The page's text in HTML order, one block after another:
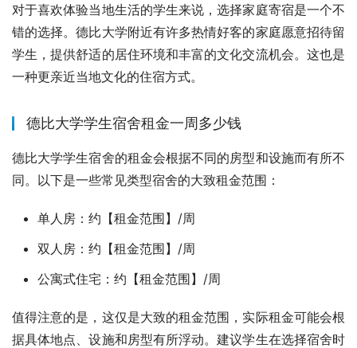
对于喜欢体验当地生活的学生来说，选择家庭寄宿是一个不
错的选择。德比大学附近有许多热情好客的家庭愿意招待留
学生，提供舒适的居住环境和丰富的文化交流机会。这也是
一种更亲近当地文化的住宿方式。
德比大学学生宿舍租金一周多少钱
德比大学学生宿舍的租金会根据不同的房型和设施而有所不
同。以下是一些常见类型宿舍的大致租金范围：
单人房：约【租金范围】/周
双人房：约【租金范围】/周
公寓式住宅：约【租金范围】/周
值得注意的是，这仅是大致的租金范围，实际租金可能会根
据具体地点、设施和房型有所浮动。建议学生在选择宿舍时